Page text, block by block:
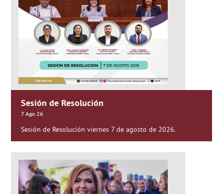
Sesión de Resolución
7 Ago 26
Sesión de Resolución viernes 7 de agosto de 2026.